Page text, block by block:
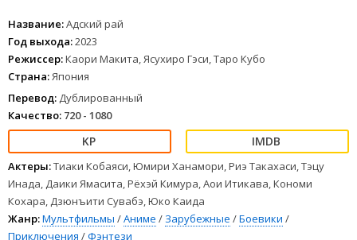
Название:Адский рай
Год выхода:2023
Режиссер:Каори Макита, Ясухиро Гэси, Таро Кубо
Страна:Япония
Перевод: Дублированный
Качество: 720 - 1080
Актеры:Тиаки Кобаяси, Юмири Ханамори, Риэ Такахаси, Тэцу
Инада, Даики Ямасита, Рёхэй Кимура, Аои Итикава, Кономи
Кохара, Дзюнъити Сувабэ, Юко Каида
Жанр:Мультфильмы /Аниме / Зарубежные /Боевики /
Приключения /Фэнтези